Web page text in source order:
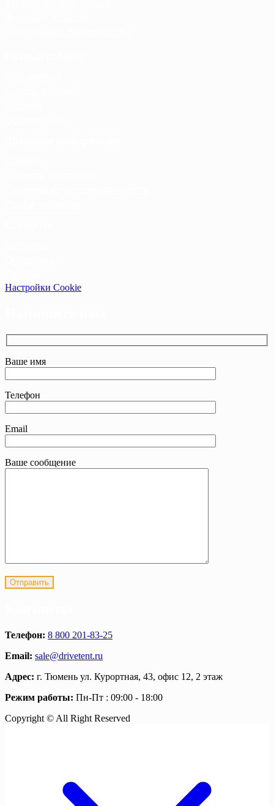
Настройки Cookie
Ваше имя
Телефон
Email
Ваше сообщение
Телефон: 8 800 201-83-25
Email: sale@drivetent.ru
Адрес: г. Тюмень ул. Курортная, 43, офис 12, 2 этаж
Режим работы: Пн-Пт : 09:00 - 18:00
Copyright © All Right Reserved